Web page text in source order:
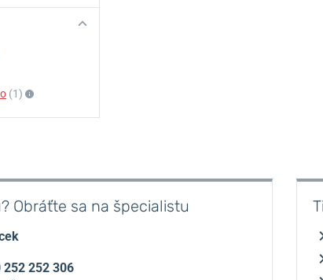
(1)
Obráťte sa na špecialistu
252 252 306